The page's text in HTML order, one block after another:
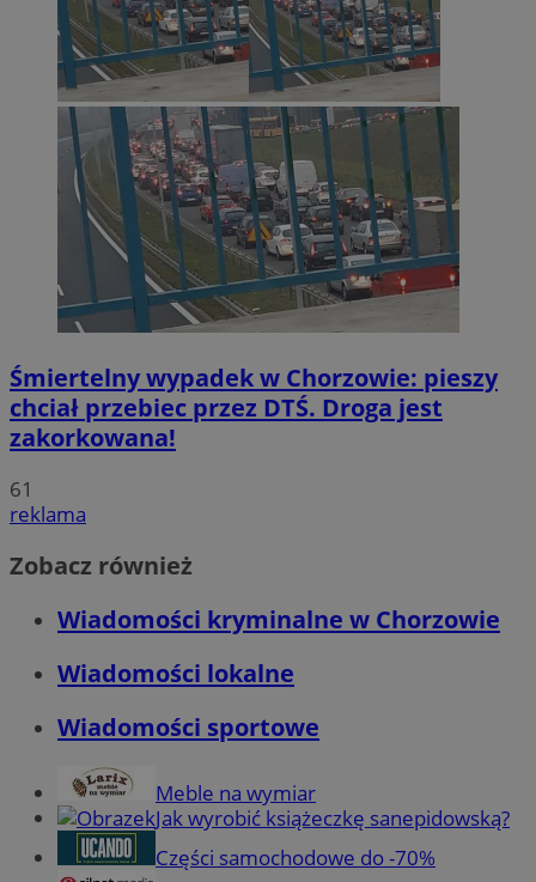
Śmiertelny wypadek w Chorzowie: pieszy
chciał przebiec przez DTŚ. Droga jest
zakorkowana!
61
reklama
Zobacz również
Wiadomości kryminalne w Chorzowie
Wiadomości lokalne
Wiadomości sportowe
Meble na wymiar
Jak wyrobić książeczkę sanepidowską?
Części samochodowe do -70%